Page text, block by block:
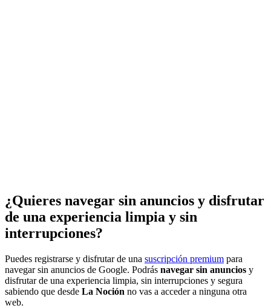
¿Quieres navegar sin anuncios y disfrutar
de una experiencia limpia y sin
interrupciones?
Puedes registrarse y disfrutar de una suscripción premium para
navegar sin anuncios de Google. Podrás navegar sin anuncios y
disfrutar de una experiencia limpia, sin interrupciones y segura
sabiendo que desde La Noción no vas a acceder a ninguna otra
web.